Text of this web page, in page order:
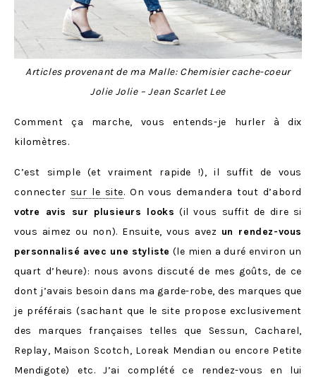
Articles provenant de ma Malle: Chemisier cache-coeur
Jolie Jolie – Jean Scarlet Lee
Comment ça marche, vous entends-je hurler à dix
kilomètres.
C’est simple (et vraiment rapide !), il suffit de vous
connecter sur le site. On vous demandera tout d’abord
votre avis sur plusieurs looks (il vous suffit de dire si
vous aimez ou non). Ensuite, vous avez un rendez-vous
personnalisé avec une styliste (le mien a duré environ un
quart d’heure): nous avons discuté de mes goûts, de ce
dont j’avais besoin dans ma garde-robe, des marques que
je préférais (sachant que le site propose exclusivement
des marques françaises telles que Sessun, Cacharel,
Replay, Maison Scotch, Loreak Mendian ou encore Petite
Mendigote) etc. J’ai complété ce rendez-vous en lui